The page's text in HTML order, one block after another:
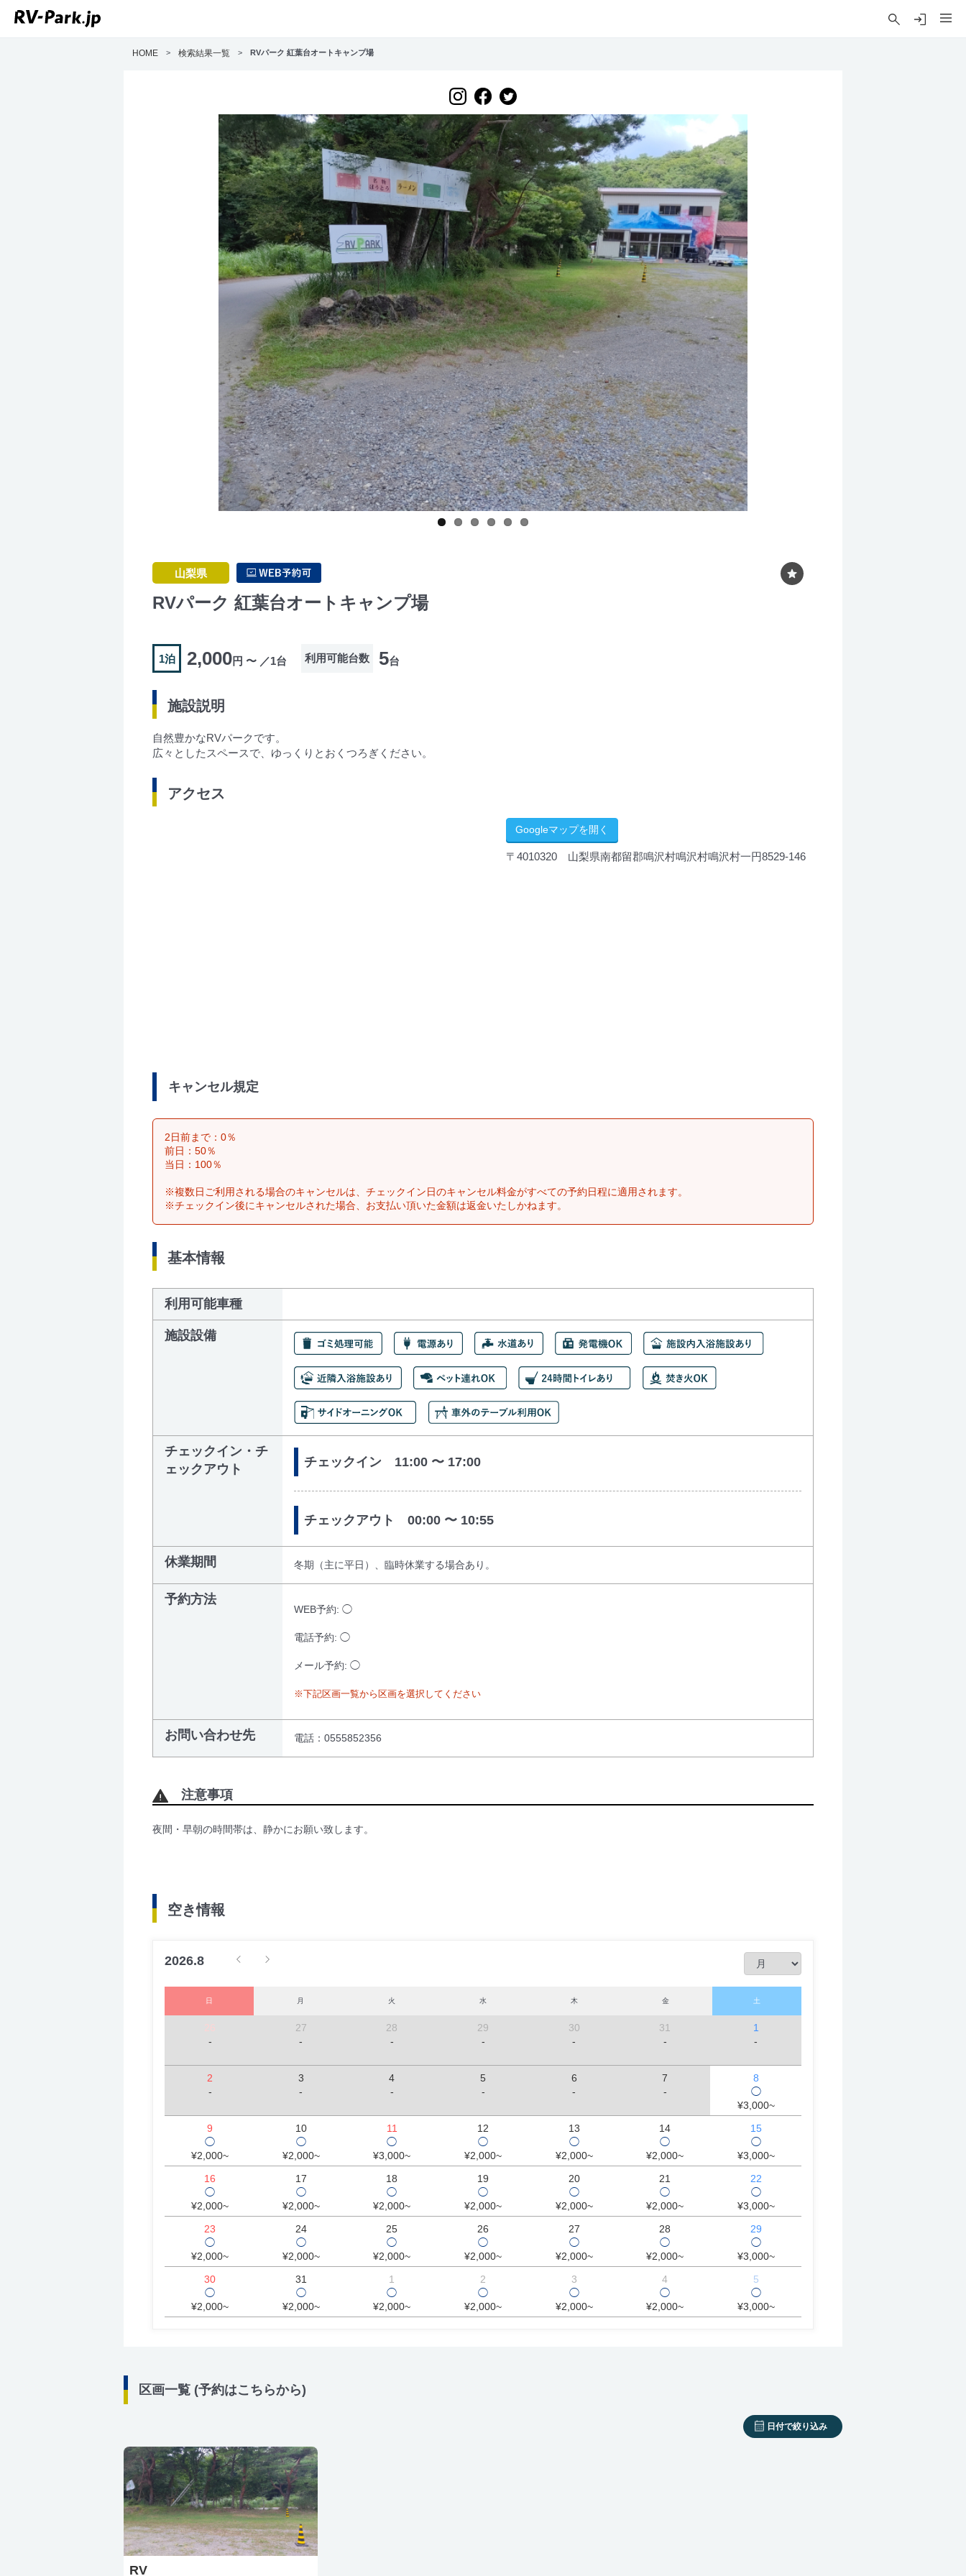
HOME > 検索結果一覧 > RVパーク 紅葉台オートキャンプ場
山梨県
RVパーク 紅葉台オートキャンプ場
1泊 2,000円 〜 ／1台 利用可能台数 5台
施設説明
自然豊かなRVパークです。
広々としたスペースで、ゆっくりとおくつろぎください。
アクセス
Googleマップを開く
〒4010320 山梨県南都留郡鳴沢村鳴沢村鳴沢村一円8529-146
キャンセル規定
2日前まで：0％
前日：50％
当日：100％
※複数日ご利用される場合のキャンセルは、チェックイン日のキャンセル料金がすべての予約日程に適用されます。
※チェックイン後にキャンセルされた場合、お支払い頂いた金額は返金いたしかねます。
基本情報
利用可能車種
施設設備
チェックイン・チ
ェックアウト
チェックイン 11:00 〜 17:00
チェックアウト 00:00 〜 10:55
休業期間 冬期（主に平日）、臨時休業する場合あり。
予約方法
WEB予約: ◯
電話予約: ◯
メール予約: ◯
※下記区画一覧から区画を選択してください
お問い合わせ先 電話：0555852356
注意事項
夜間・早朝の時間帯は、静かにお願い致します。
空き情報
2026.8
日 月 火 水 木 金 土
26
-
27
-
28
-
29
-
30
-
31
-
1
-
2
-
3
-
4
-
5
-
6
-
7
-
8
◯
¥3,000~
9
◯
¥2,000~
10
◯
¥2,000~
11
◯
¥3,000~
12
◯
¥2,000~
13
◯
¥2,000~
14
◯
¥2,000~
15
◯
¥3,000~
16
◯
¥2,000~
17
◯
¥2,000~
18
◯
¥2,000~
19
◯
¥2,000~
20
◯
¥2,000~
21
◯
¥2,000~
22
◯
¥3,000~
23
◯
¥2,000~
24
◯
¥2,000~
25
◯
¥2,000~
26
◯
¥2,000~
27
◯
¥2,000~
28
◯
¥2,000~
29
◯
¥3,000~
30
◯
¥2,000~
31
◯
¥2,000~
1
◯
¥2,000~
2
◯
¥2,000~
3
◯
¥2,000~
4
◯
¥2,000~
5
◯
¥3,000~
区画一覧 (予約はこちらから)
日付で絞り込み
RV